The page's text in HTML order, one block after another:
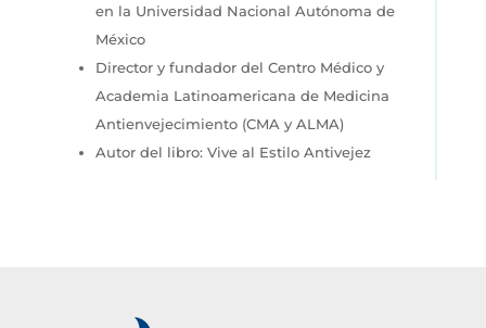
en la Universidad Nacional Autónoma de
México
Director y fundador del Centro Médico y
Academia Latinoamericana de Medicina
Antienvejecimiento (CMA y ALMA)
Autor del libro: Vive al Estilo Antivejez